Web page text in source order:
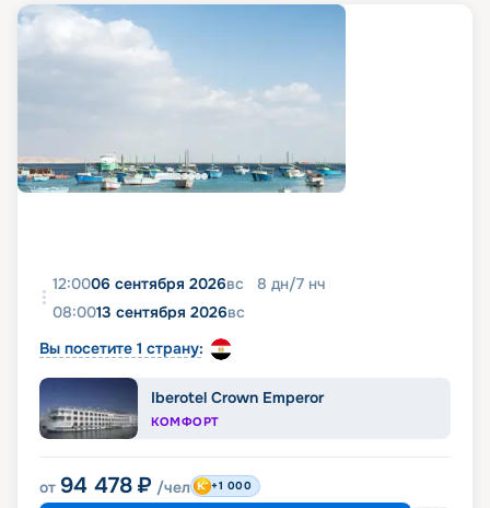
12:0006 сентября 2026вс 8 дн/7 нч
08:0013 сентября 2026вс
Вы посетите 1 страну:
Iberotel Crown Emperor
КОМФОРТ
от 94 478 ₽ /чел +1 000